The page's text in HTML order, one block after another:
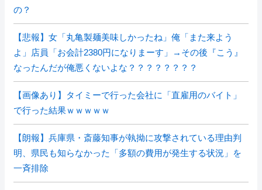
の？
【悲報】女「丸亀製麺美味しかったね」俺「また来よう
よ」店員「お会計2380円になりまーす」→その後『こう』
なったんだが俺悪くないよな？？？？？？？？
【画像あり】タイミーで行った会社に「直雇用のバイト」
で行った結果ｗｗｗｗｗ
【朗報】兵庫県・斎藤知事が執拗に攻撃されている理由判
明、県民も知らなかった「多額の費用が発生する状況」を
一斉排除